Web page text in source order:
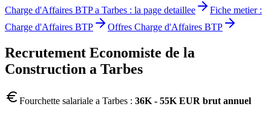
Charge d'Affaires BTPa Tarbes : la page detaillee
Fiche metier :
Charge d'Affaires BTP
Offres Charge d'Affaires BTP
Recrutement Economiste de la
Construction a Tarbes
Fourchette salariale a Tarbes : 36K - 55K EUR brut annuel